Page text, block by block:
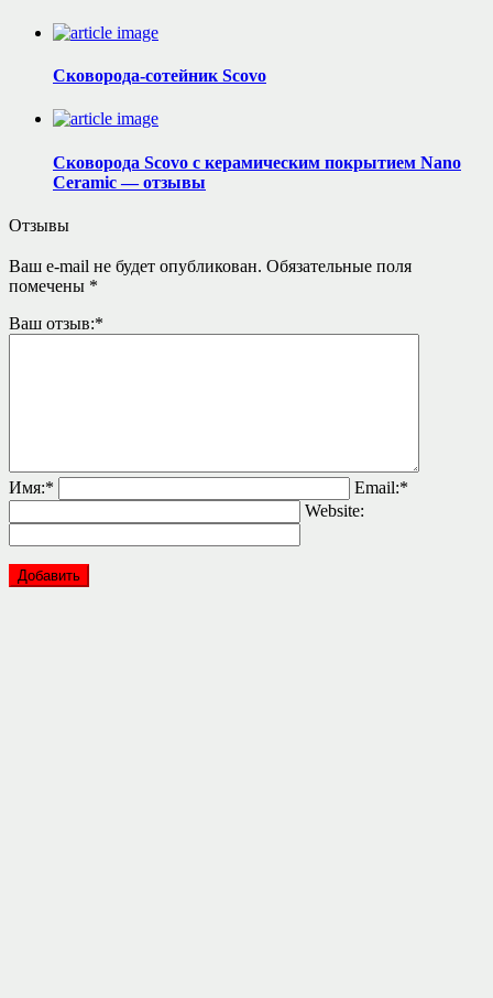
Сковорода-сотейник Scovo
Сковорода Scovo с керамическим покрытием Nano
Ceramic — отзывы
Отзывы
Ваш e-mail не будет опубликован. Обязательные поля
помечены *
Ваш отзыв:*
Имя:* Email:*
Website: